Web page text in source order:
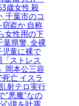
歳女性 殺
千葉市のコ
盗か 自称
女性用の下
葉県警, 全裸
童に裸で
ストレス
岡本公三容
亡 イスラ
射テロ実行
”悪魔”なの